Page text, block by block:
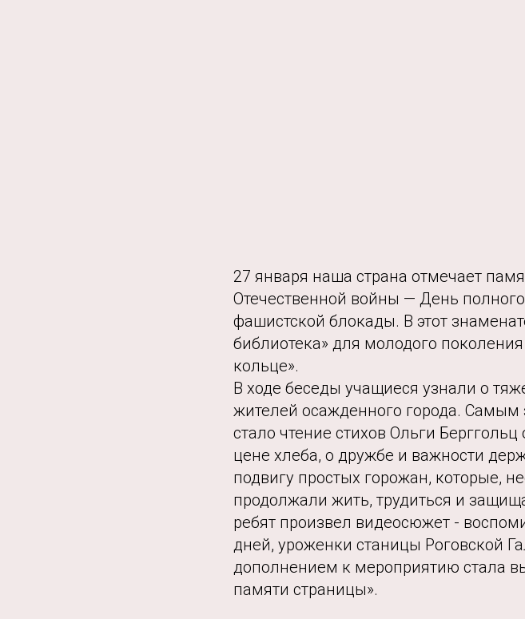
27 января наша страна отмечает
Отечественной войны — День
фашистской блокады. В этот
библиотека» для молодого
кольце».
В ходе беседы учащиеся узнали о
жителей осажденного города.
стало чтение стихов Ольги
цене хлеба, о дружбе и важности
подвигу простых горожан, которые,
продолжали жить, трудиться и
ребят произвел видеосюжет -
дней, уроженки станицы Роговской
дополнением к мероприятию стала
памяти страницы».